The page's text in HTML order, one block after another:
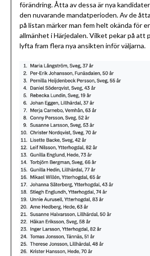
förändring. Åtta av dessa är nya
den nuvarande mandatperioden. Av de
på listan märker man fem helt okända för
allmänhet i Härjedalen. Vilket pekar på att
lyfta fram flera nya ansikten inför väljarna.